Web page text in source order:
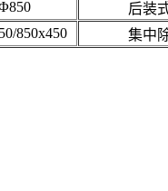
后装
850x450 集中